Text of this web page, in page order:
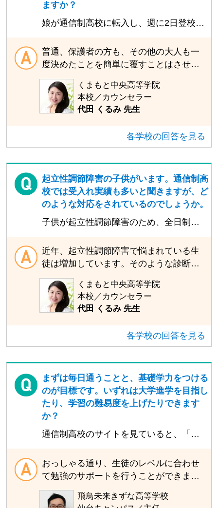
ますか？
娘が通信制高校に転入し、週に2日登校す
が、最近「行きたくない」「やめたい」
と口にするようになりました。これまで
原因は友達関係なのか、勉強面なのか、
理由を聞いてみても答えようとしませ
ん。一度、先生に相談してみるつもりな
どのような対応を取られますか？せっか
く通えるようになったので親としては続
けてほしいです。
普通、保護者の方も、その他の大人も一
度決めたことを簡単に覆すことはさせた
くないと思うものだと思います。「行き
たくない」という問題を本質的解決をで
きるのであれば続けさせたほうがいいの
かもしれません。 本人が理由を「言わな
ません。「言えない」というのは「本人
あることです。このような状況だと環境
を変えることも必要なのかもしれませ
ん。 学校側の対応としては本人の思いに
寄り添うということしかできないと思い
ます。じっくり話してみたいものです。
在籍している学校の先生に相談すること
るのがよいのではないでしょうか？
くまもと中央高等学院
本校／カウンセラー
代田 くるみ 先生
各学校の回答を見る
起立性調節障害の子供がいます。通信制高
校では受入れ実績も多いと聞きますが、ど
のような対応をされているのでしょうか。
子供が起立性調節障害のため、全日制を
す。そのような生徒に対し、学校ではど
のように対応されているか。改善した生
ていたかなどを教えてください。 【関連
記事】起立性調節障害でも通える通信制
高校まとめ
近年、起立性調節障害で悩まれている生
徒は増加しています。そのような診断が
出ている生徒の方には通信制はお勧めで
す。当然、ずっとこのままでは将来への
不安があると思います。そのためにサポ
ート校で日々の生活リズムを整えるため
本人と相談し、登校の頻度を増やしまし
た。増やし方は午後に登校する回数を増
やすというものでした。午後の登校習慣
が身についたら午前のチャレンジを提案
し、実施したところ、提案してから半年
もかからずに毎日朝から登校できるよう
になりました。 このような小さなステッ
す。重要なのは本人の意思を尊重しつ
つ、一緒にやっていくということです。
くまもと中央高等学院
本校／カウンセラー
代田 くるみ 先生
各学校の回答を見る
まずは毎日通うことと、基礎学力をつける
のが目標です。いずれは大学進学を目指し
たり、学習の難易度を上げたりできます
か？
通信制高校のサイトを見ていると、「勉
書いているサイトが多いように思いま
す。徐々に勉強ができるようになってき
ら、それに応えてくれますか？大学には
おっしゃる通り、生徒のレベルに合わせ
て勉強のサポートを行うことができま
す。単位習得を行うために必要な「レポ
ート作成」のサポートだけでなく、自身
飛鳥未来きずな高等学校